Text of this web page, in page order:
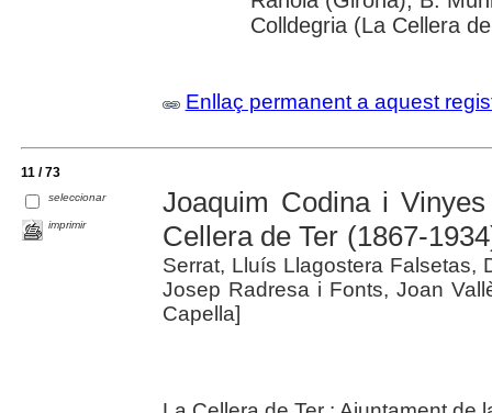
Colldegria (La Cellera
Enllaç permanent a aquest
11 / 73
seleccionar
imprimir
Joaquim Codina i
Cellera de Ter (1867-
Serrat, Lluís Llagostera Falsetas,
Josep Radresa i Fonts, Joan
Capella]